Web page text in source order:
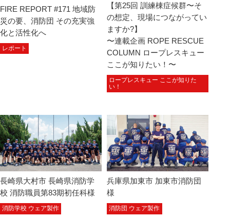
FIRE REPORT #171 地域防
災の要、消防団 その充実強
化と活性化へ
レポート
【第25回 訓練棟症候群〜そ
の想定、現場につながってい
ますか?】
〜連載企画 ROPE RESCUE
COLUMN ロープレスキュー
ここが知りたい！〜
ロープレスキュー ここが知りた
い！
長崎県大村市 長崎県消防学
校 消防職員第83期初任科様
消防学校 ウェア製作
兵庫県加東市 加東市消防団
様
消防団 ウェア製作